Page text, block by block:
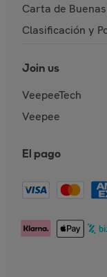
Carta de
Clasificación y
Join us
VeepeeTech
Veepee
El pago